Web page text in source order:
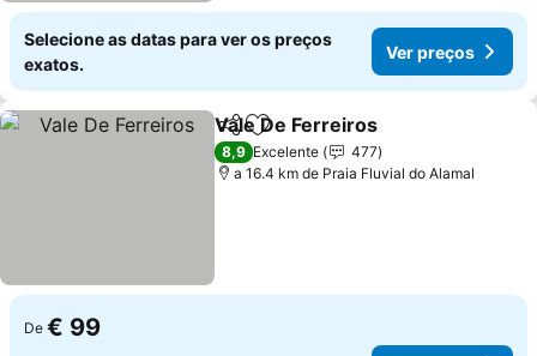
Selecione as datas para ver os preços
exatos.
Ver preços
PartilharAdicionar aos favoritos
Vale De Ferreiros
8,9 Excelente
477
a 16.4 km de Praia Fluvial do Alamal
De € 99